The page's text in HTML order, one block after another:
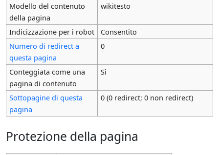
Modello del contenuto
della pagina
wikitesto
Indicizzazione per i robot
Consentito
Numero di redirect a
questa pagina
0
Conteggiata come una
pagina di contenuto
Sì
Sottopagine di questa
pagina
0 (0 redirect; 0 non redirect)
Protezione della pagina